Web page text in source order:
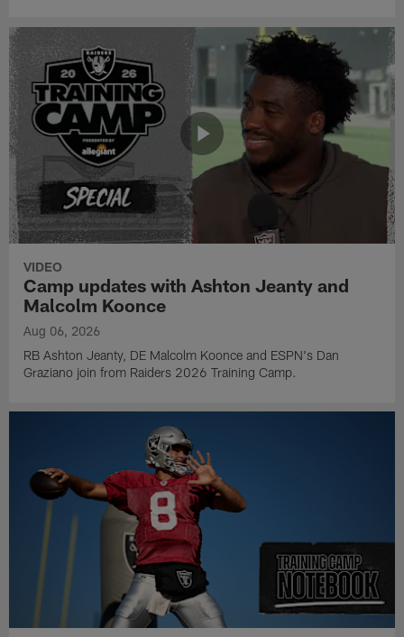
VIDEO
Camp updates with Ashton Jeanty and
Malcolm Koonce
Aug 06, 2026
RB Ashton Jeanty, DE Malcolm Koonce and ESPN's Dan
Graziano join from Raiders 2026 Training Camp.